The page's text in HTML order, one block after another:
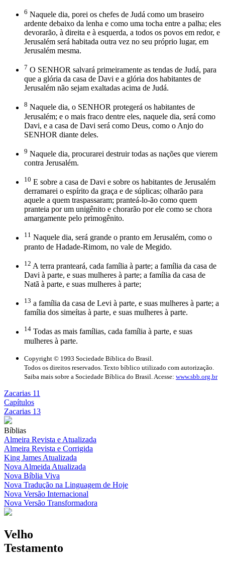
6 Naquele dia, porei os chefes de Judá como um braseiro
ardente debaixo da lenha e como uma tocha entre a palha; eles
devorarão, à direita e à esquerda, a todos os povos em redor, e
Jerusalém será habitada outra vez no seu próprio lugar, em
Jerusalém mesma.
7 O SENHOR salvará primeiramente as tendas de Judá, para
que a glória da casa de Davi e a glória dos habitantes de
Jerusalém não sejam exaltadas acima de Judá.
8 Naquele dia, o SENHOR protegerá os habitantes de
Jerusalém; e o mais fraco dentre eles, naquele dia, será como
Davi, e a casa de Davi será como Deus, como o Anjo do
SENHOR diante deles.
9 Naquele dia, procurarei destruir todas as nações que vierem
contra Jerusalém.
10 E sobre a casa de Davi e sobre os habitantes de Jerusalém
derramarei o espírito da graça e de súplicas; olharão para
aquele a quem traspassaram; pranteá-lo-ão como quem
pranteia por um unigênito e chorarão por ele como se chora
amargamente pelo primogênito.
11 Naquele dia, será grande o pranto em Jerusalém, como o
pranto de Hadade-Rimom, no vale de Megido.
12 A terra pranteará, cada família à parte; a família da casa de
Davi à parte, e suas mulheres à parte; a família da casa de
Natã à parte, e suas mulheres à parte;
13 a família da casa de Levi à parte, e suas mulheres à parte; a
família dos simeítas à parte, e suas mulheres à parte.
14 Todas as mais famílias, cada família à parte, e suas
mulheres à parte.
Copyright © 1993 Sociedade Bíblica do Brasil.
Todos os direitos reservados. Texto bíblico utilizado com autorização.
Saiba mais sobre a Sociedade Bíblica do Brasil. Acesse: www.sbb.org.br
Zacarias 11
Capítulos
Zacarias 13
Bíblias
Almeira Revista e Atualizada
Almeira Revista e Corrigida
King James Atualizada
Nova Almeida Atualizada
Nova Bíblia Viva
Nova Tradução na Linguagem de Hoje
Nova Versão Internacional
Nova Versão Transformadora
Velho
Testamento